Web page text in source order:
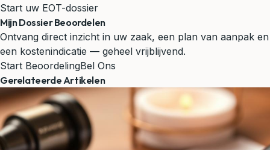
Start uw EOT-dossier
Mijn Dossier Beoordelen
Ontvang direct inzicht in uw zaak, een plan van aanpak en
een kostenindicatie — geheel vrijblijvend.
Start BeoordelingBel Ons
Gerelateerde Artikelen